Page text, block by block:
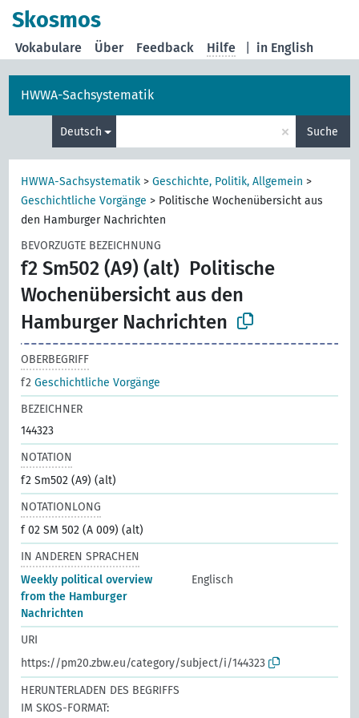
Skosmos
in English
Vokabulare Über Feedback Hilfe
HWWA-Sachsystematik
Deutsch × Suche
HWWA-Sachsystematik >Geschichte, Politik, Allgemein >
Geschichtliche Vorgänge > Politische Wochenübersicht aus
den Hamburger Nachrichten
BEVORZUGTE BEZEICHNUNG
f2 Sm502 (A9) (alt) Politische
Wochenübersicht aus den
Hamburger Nachrichten
OBERBEGRIFF
f2Geschichtliche Vorgänge
BEZEICHNER
144323
NOTATION
f2 Sm502 (A9) (alt)
NOTATIONLONG
f 02 SM 502 (A 009) (alt)
IN ANDEREN SPRACHEN
Weekly political overview
from the Hamburger
Nachrichten
Englisch
URI
https://pm20.zbw.eu/category/subject/i/144323
HERUNTERLADEN DES BEGRIFFS
IM SKOS-FORMAT: